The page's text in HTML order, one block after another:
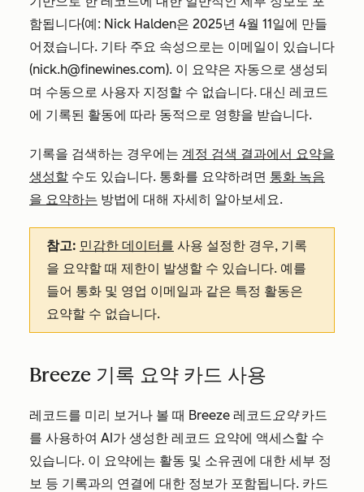
함됩니다(예: Nick Halden은 2025년 4월 11일에 만들
어졌습니다. 기타 주요 속성으로는 이메일이 있습니다
(nick.h@finewines.com). 이 요약은 자동으로 생성되
며 수동으로 사용자 지정할 수 없습니다. 대신 레코드
에 기록된 활동에 따라 동적으로 영향을 받습니다.
기록을 검색하는 경우에는 계정 검색 결과에서 요약을
생성할 수도 있습니다. 통화를 요약하려면 통화 녹음
을 요약하는 방법에 대해 자세히 알아보세요.
참고: 민감한 데이터를 사용 설정한 경우, 기록
을 요약할 때 제한이 발생할 수 있습니다. 예를
들어 통화 및 영업 이메일과 같은 특정 활동은
요약할 수 없습니다.
Breeze 기록 요약 카드 사용
레코드를 미리 보거나 볼 때 Breeze 레코드요약카드
를 사용하여 AI가 생성한 레코드 요약에 액세스할 수
있습니다. 이 요약에는 활동 및 소유권에 대한 세부 정
보 등 기록과의 연결에 대한 정보가 포함됩니다. 카드